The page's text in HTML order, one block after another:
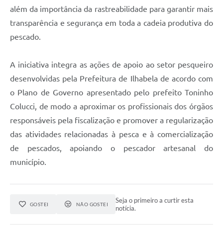
além da importância da rastreabilidade para garantir mais
transparência e segurança em toda a cadeia produtiva do
pescado.
A iniciativa integra as ações de apoio ao setor pesqueiro
desenvolvidas pela Prefeitura de Ilhabela de acordo com
o Plano de Governo apresentado pelo prefeito Toninho
Colucci, de modo a aproximar os profissionais dos órgãos
responsáveis pela fiscalização e promover a regularização
das atividades relacionadas à pesca e à comercialização
de pescados, apoiando o pescador artesanal do
município.
GOSTEI NÃO GOSTEI
Seja o primeiro a curtir esta
notícia.